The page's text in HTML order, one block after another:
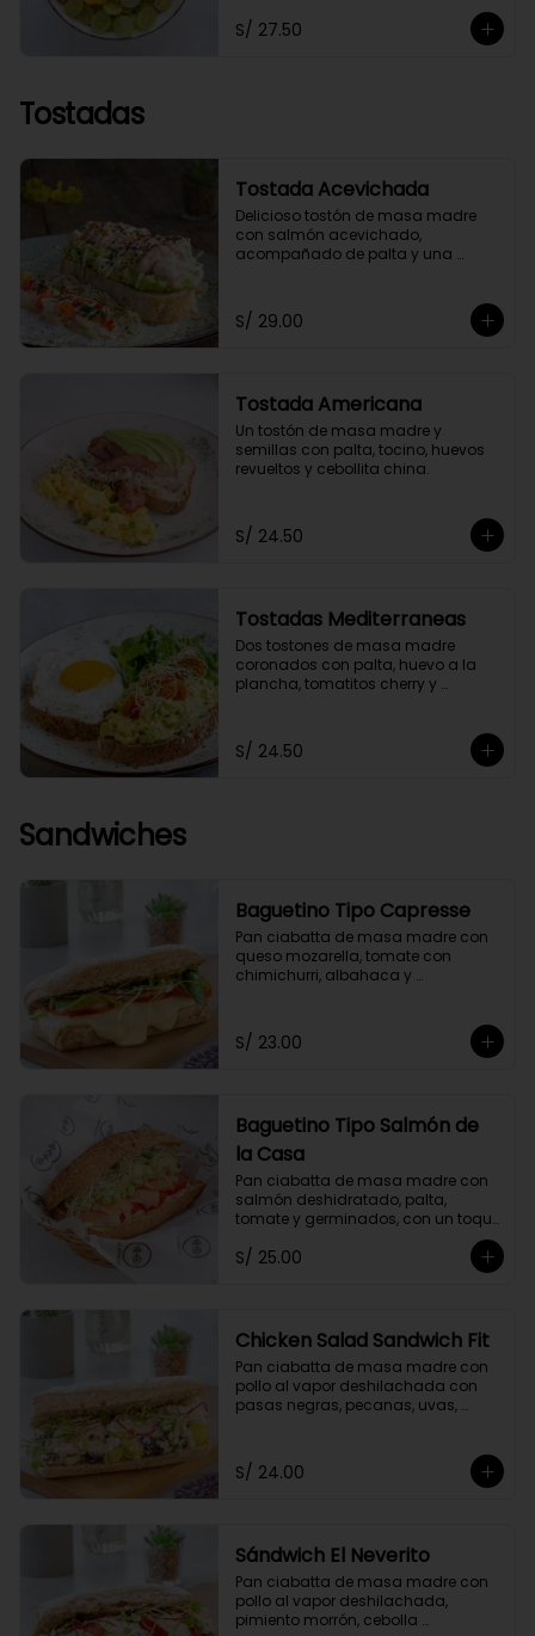
S/ 27.50
Tostadas
Tostada Acevichada
Delicioso tostón de masa madre
con salmón acevichado,
acompañado de palta y una
salsa acevichada a nuestro estilo
saludable.
S/ 29.00
Tostada Americana
Un tostón de masa madre y
semillas con palta, tocino, huevos
revueltos y cebollita china.
S/ 24.50
Tostadas Mediterraneas
Dos tostones de masa madre
coronados con palta, huevo a la
plancha, tomatitos cherry y
S/ 24.50
Sandwiches
Baguetino Tipo Capresse
Pan ciabatta de masa madre con
queso mozarella, tomate con
chimichurri, albahaca y
S/ 23.00
Baguetino Tipo Salmón de
la Casa
Pan ciabatta de masa madre con
salmón deshidratado, palta,
tomate y germinados, con un toque
cebolla china.
S/ 25.00
Chicken Salad Sandwich Fit
Pan ciabatta de masa madre con
pollo al vapor deshilachada con
pasas negras, pecanas, uvas,
germinados.
S/ 24.00
Sándwich El Neverito
Pan ciabatta de masa madre con
pollo al vapor deshilachada,
pimiento morrón, cebolla